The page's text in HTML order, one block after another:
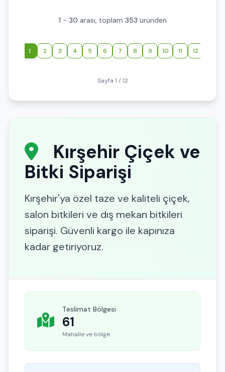
1 - 30 arası, toplam 353 üründen
1 2 3 4 5 6 7 8 9 10 11 12
Sayfa 1 / 12
Kırşehir Çiçek ve
Bitki Siparişi
Kırşehir'ya özel taze ve kaliteli çiçek,
salon bitkileri ve dış mekan bitkileri
siparişi. Güvenli kargo ile kapınıza
kadar getiriyoruz.
Teslimat Bölgesi
61
Mahalle ve bölge